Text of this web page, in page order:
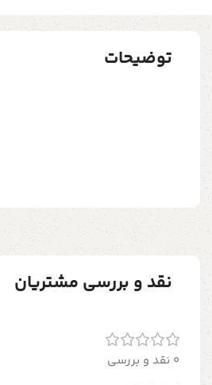
توضیحات
نقد و بررسی مشتریان
0 نقد و بررسی